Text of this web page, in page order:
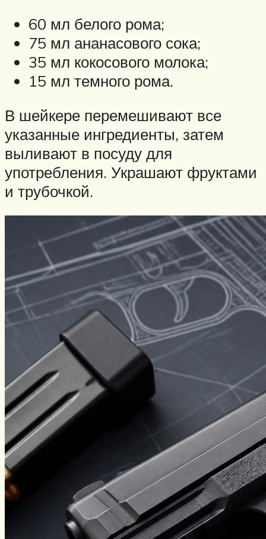
60 мл белого рома;
75 мл ананасового сока;
35 мл кокосового молока;
15 мл темного рома.
В шейкере перемешивают все
указанные ингредиенты, затем
выливают в посуду для
употребления. Украшают фруктами
и трубочкой.